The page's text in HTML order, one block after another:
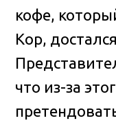
кофе,
Кор,
что из-за